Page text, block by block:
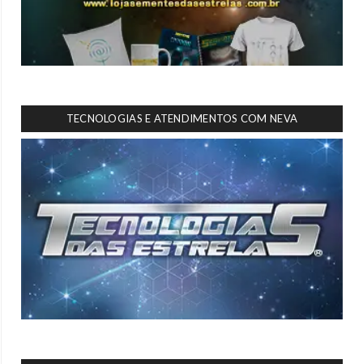
TECNOLOGIAS E ATENDIMENTOS COM NEVA